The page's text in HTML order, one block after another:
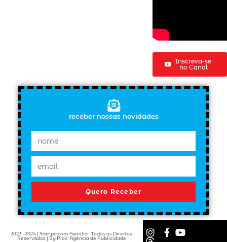
Inscreva-se
no Canal
receber nossas novidades
Quero Receber
2023 - 2024 | Sampa com Família - Todos os Direitos
Reservados | By Pick! Agência de Publicidade